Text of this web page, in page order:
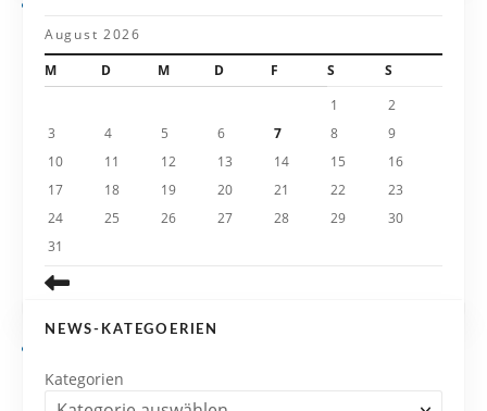
a
August 2026
M
D M D F S
S
1
2
3
4 5 6 7 8
9
10
11 12 13 14 15
16
17
18 19 20 21 22
23
24
25 26 27 28 29
30
31
NEWS-KATEGOERIEN
Kategorien